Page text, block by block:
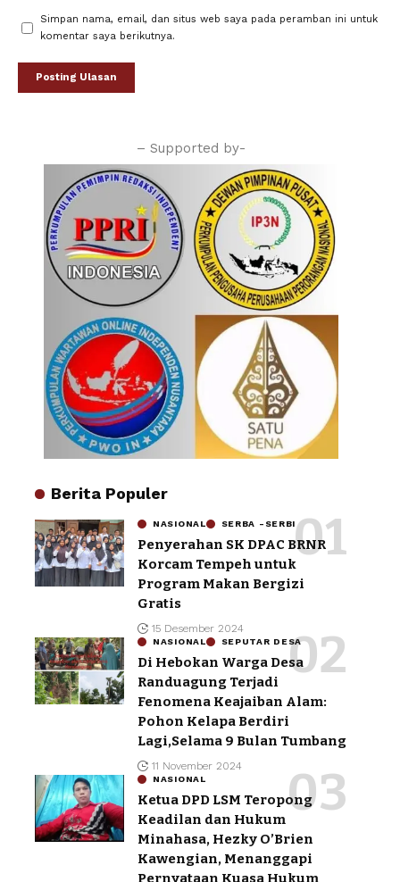
Simpan nama, email, dan situs web saya pada peramban ini untuk
komentar saya berikutnya.
– Supported by-
Berita Populer
NASIONAL SERBA -SERBI
Penyerahan SK DPAC BRNR
Korcam Tempeh untuk
Program Makan Bergizi
Gratis
15 Desember 2024
NASIONAL SEPUTAR DESA
Di Hebokan Warga Desa
Randuagung Terjadi
Fenomena Keajaiban Alam:
Pohon Kelapa Berdiri
Lagi,Selama 9 Bulan Tumbang
11 November 2024
NASIONAL
Ketua DPD LSM Teropong
Keadilan dan Hukum
Minahasa, Hezky O’Brien
Kawengian, Menanggapi
Pernyataan Kuasa Hukum